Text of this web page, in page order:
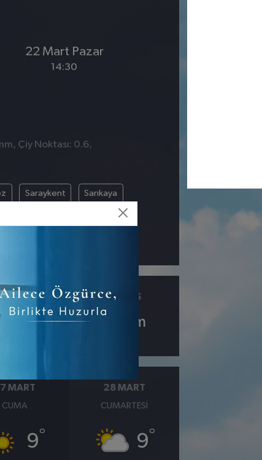
22 Mart Pazar
14:30
Çiy Noktası: 0.6,
Saraykent Sarıkaya
ÇIY
0.6
GÖRÜŞ
10 km
MART
CUMA
9°
28 MART
CUMARTESI
9°